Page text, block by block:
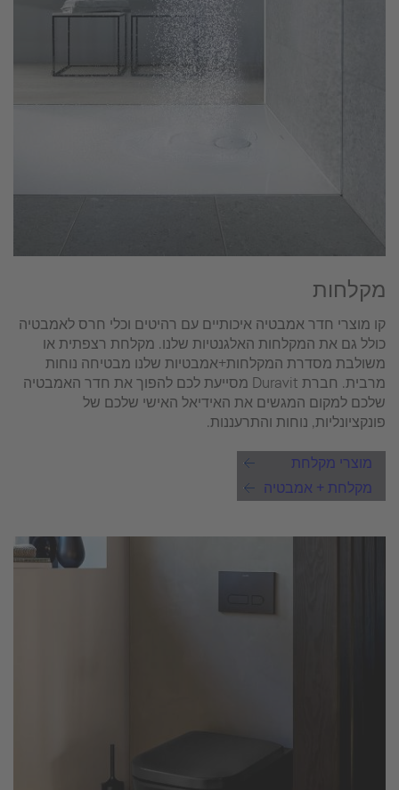
מקלחות
קו מוצרי חדר אמבטיה איכותיים עם רהיטים וכלי חרס לאמבטיה
כולל גם את המקלחות האלגנטיות שלנו. מקלחת רצפתית או
משולבת מסדרת המקלחות+אמבטיות שלנו מבטיחה נוחות
מרבית. חברת Duravit מסייעת לכם להפוך את חדר האמבטיה
שלכם למקום המגשים את האידיאל האישי שלכם של
פונקציונליות, נוחות והתרעננות.
מוצרי מקלחת
מקלחת + אמבטיה